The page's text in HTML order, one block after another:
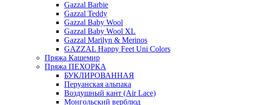
Gazzal Barbie
Gazzal Teddy
Gazzal Baby Wool
Gazzal Baby Wool XL
Gazzal Marilyn & Merinos
GAZZAL Happy Feet Uni Colors
Пряжа Кашемир
Пряжа ПЕХОРКА
БУКЛИРОВАННАЯ
Перуанская альпака
Воздушный кант (Air Lace)
Монгольский верблюд